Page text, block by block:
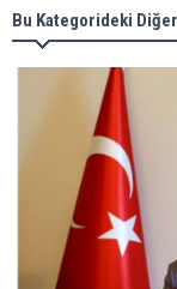
Bu Kategorideki